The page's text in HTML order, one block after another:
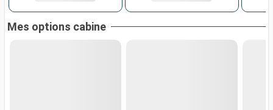
Mes options cabine